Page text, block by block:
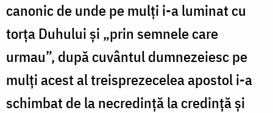
canonic de unde pe mulți i-a luminat cu
torța Duhului și „prin semnele care
urmau”, după cuvântul dumnezeiesc pe
mulți acest al treisprezecelea apostol i-a
schimbat de la necredință la credință și